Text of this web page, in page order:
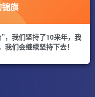
旗
，我们坚持了10来年，我
们会继续坚持下去！